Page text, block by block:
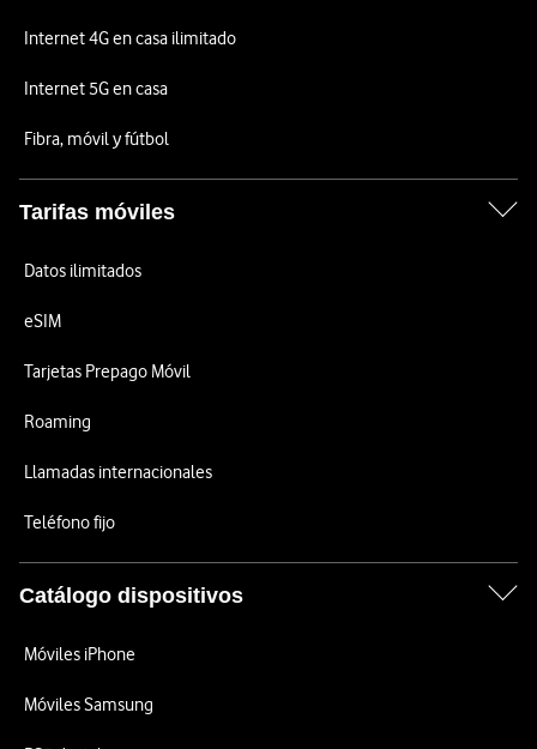
Internet 4G en casa ilimitado
Internet 5G en casa
Fibra, móvil y fútbol
Tarifas móviles
Datos ilimitados
eSIM
Tarjetas Prepago Móvil
Roaming
Llamadas internacionales
Teléfono fijo
Catálogo dispositivos
Móviles iPhone
Móviles Samsung